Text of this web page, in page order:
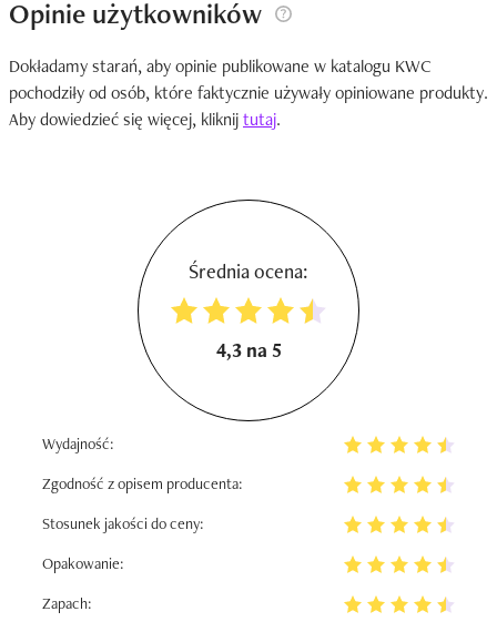
Opinie użytkowników
Dokładamy starań, aby opinie publikowane w katalogu KWC
pochodziły od osób, które faktycznie używały opiniowane produkty.
Aby dowiedzieć się więcej, kliknijtutaj.
Średnia ocena:
4,3 na 5
Wydajność:
Zgodność z opisem producenta:
Stosunek jakości do ceny:
Opakowanie:
Zapach: